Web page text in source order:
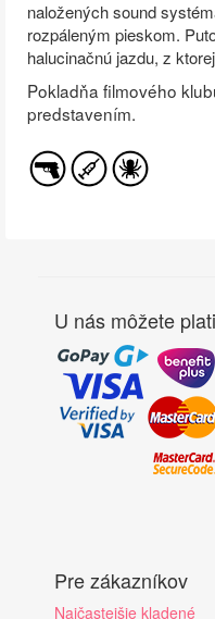
naložených sound
rozpáleným pieskom.
halucinačnú jazdu, z
Pokladňa filmového
predstavením.
U nás môžete
Pre zákazníkov
Najčastejšie kladené